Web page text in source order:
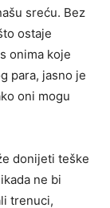
sreću. Bez
ostaje
onima koje
para, jasno je
oni mogu
donijeti teške
ne bi
trenuci,